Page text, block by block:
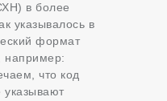
в более
указывалось в
формат
например:
что код